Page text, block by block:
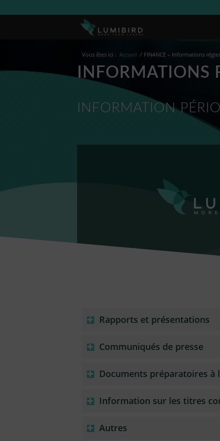
Vous êtes ici : Accueil / FINANCE – Informations
INFORMATIONS
INFORMATION
Rapports et présentations
Communiqués de presse
Documents préparatoires à
Information sur les titres
Autres